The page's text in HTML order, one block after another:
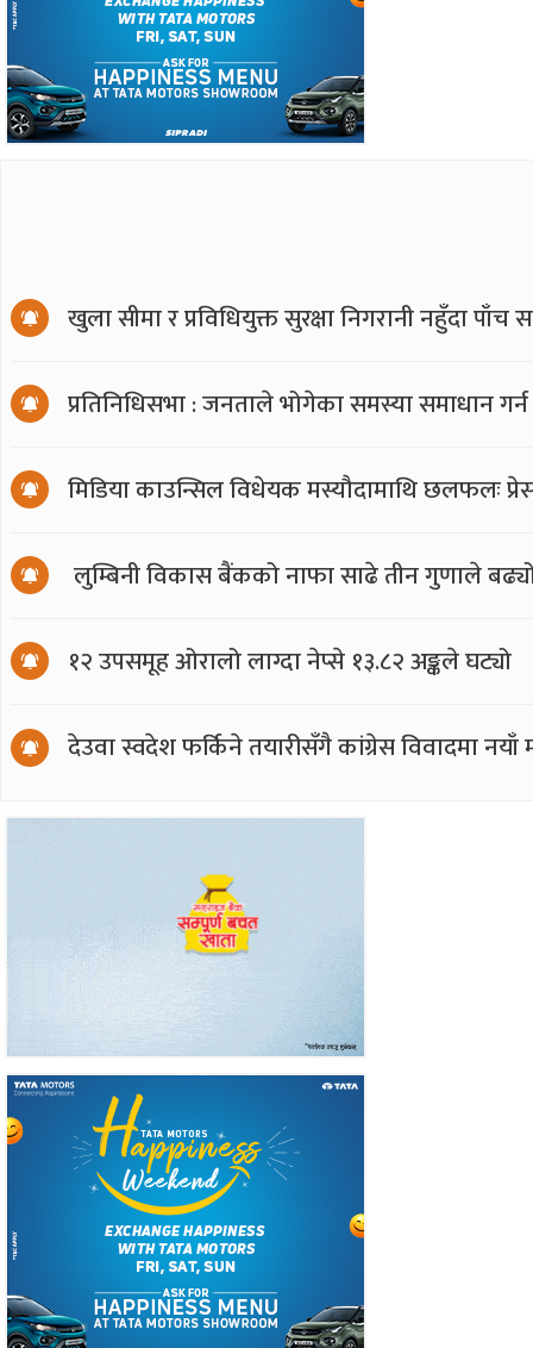
खुला सीमा र प्रविधियुक्त सुरक्षा निगरानी नहुँदा पाँच
प्रतिनिधिसभा : जनताले भोगेका समस्या समाधान
मिडिया काउन्सिल विधेयक मस्यौदामाथि छलफलः
लुम्बिनी विकास बैंकको नाफा साढे तीन गुणाले
१२ उपसमूह ओरालो लाग्दा नेप्से १३.८२ अङ्कले घट्यो
देउवा स्वदेश फर्किने तयारीसँगै कांग्रेस विवादमा